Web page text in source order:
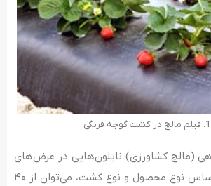
(مالچ کشاورزی) نایلون‌هایی در عرض‌های
متغیر هستند که براساس نوع محصول و نوع کشت، می‌توان از ۴۰